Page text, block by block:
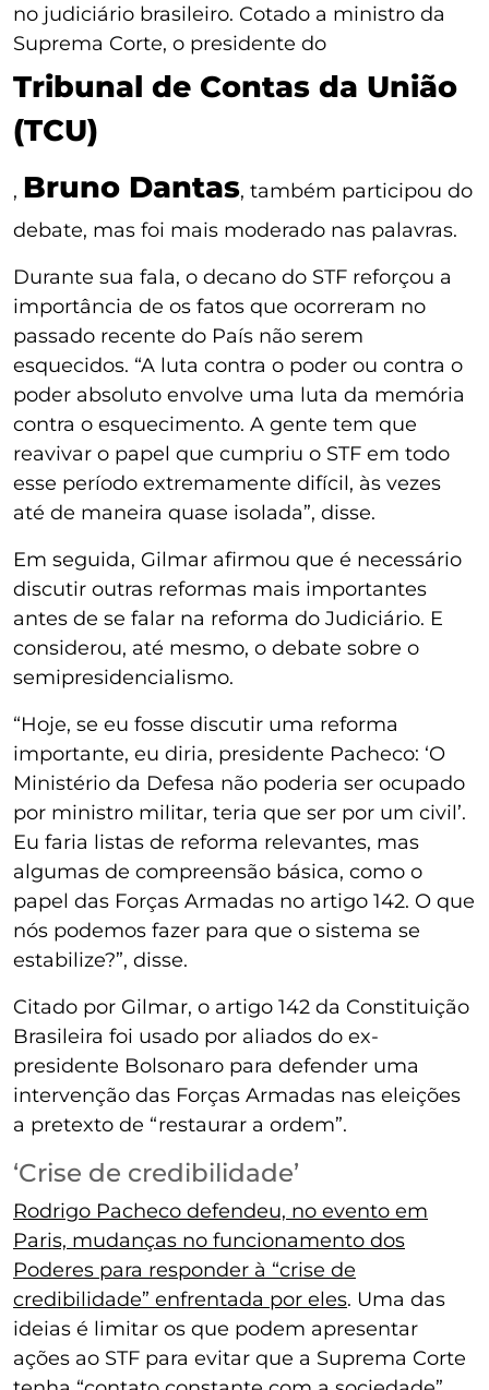
no judiciário brasileiro. Cotado a ministro da
Suprema Corte, o presidente do
Tribunal de Contas da União
(TCU)
, Bruno Dantas, também participou do
debate, mas foi mais moderado nas palavras.
Durante sua fala, o decano do STF reforçou a
importância de os fatos que ocorreram no
passado recente do País não serem
esquecidos. “A luta contra o poder ou contra o
poder absoluto envolve uma luta da memória
contra o esquecimento. A gente tem que
reavivar o papel que cumpriu o STF em todo
esse período extremamente difícil, às vezes
até de maneira quase isolada”, disse.
Em seguida, Gilmar afirmou que é necessário
discutir outras reformas mais importantes
antes de se falar na reforma do Judiciário. E
considerou, até mesmo, o debate sobre o
semipresidencialismo.
“Hoje, se eu fosse discutir uma reforma
importante, eu diria, presidente Pacheco: ‘O
Ministério da Defesa não poderia ser ocupado
por ministro militar, teria que ser por um civil’.
Eu faria listas de reforma relevantes, mas
algumas de compreensão básica, como o
papel das Forças Armadas no artigo 142. O que
nós podemos fazer para que o sistema se
estabilize?”, disse.
Citado por Gilmar, o artigo 142 da Constituição
Brasileira foi usado por aliados do ex-
presidente Bolsonaro para defender uma
intervenção das Forças Armadas nas eleições
a pretexto de “restaurar a ordem”.
‘Crise de credibilidade’
Rodrigo Pacheco defendeu, no evento em
Paris, mudanças no funcionamento dos
Poderes para responder à “crise de
credibilidade” enfrentada por eles. Uma das
ideias é limitar os que podem apresentar
ações ao STF para evitar que a Suprema Corte